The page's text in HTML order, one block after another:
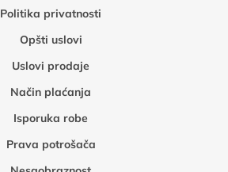
Politika privatnosti
Opšti uslovi
Uslovi prodaje
Način plaćanja
Isporuka robe
Prava potrošača